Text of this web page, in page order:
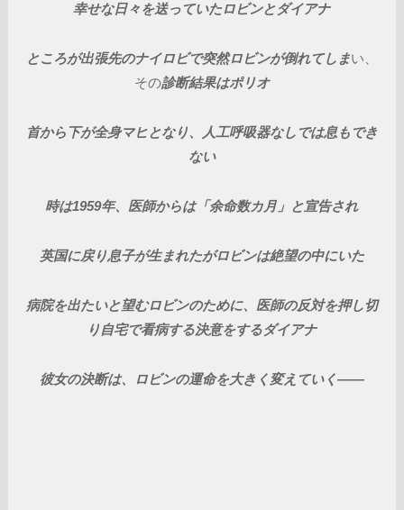
幸せな日々を送っていたロビンとダイアナ
ところが出張先のナイロビで突然ロビンが倒れてしまい、
その診断結果はポリオ
首から下が全身マヒとなり、人工呼吸器なしでは息もでき
ない
時は1959年、医師からは「余命数カ月」と宣告され
英国に戻り息子が生まれたがロビンは絶望の中にいた
病院を出たいと望むロビンのために、医師の反対を押し切
り自宅で看病する決意をするダイアナ
彼女の決断は、ロビンの運命を大きく変えていく――